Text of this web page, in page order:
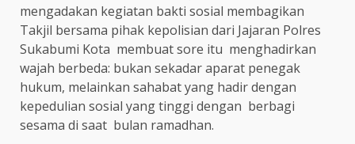
mengadakan kegiatan bakti sosial membagikan
Takjil bersama pihak kepolisian dari Jajaran Polres
Sukabumi Kota membuat sore itu menghadirkan
wajah berbeda: bukan sekadar aparat penegak
hukum, melainkan sahabat yang hadir dengan
kepedulian sosial yang tinggi dengan berbagi
sesama di saat bulan ramadhan.